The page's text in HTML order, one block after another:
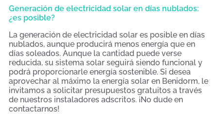
Generación de electricidad solar en días nublados:
¿es posible?
La generación de electricidad solar es posible en días
nublados, aunque producirá menos energía que en
días soleados. Aunque la cantidad puede verse
reducida, su sistema solar seguirá siendo funcional y
podrá proporcionarle energía sostenible. Si desea
aprovechar al máximo la energía solar en Benidorm, le
invitamos a solicitar presupuestos gratuitos a través
de nuestros instaladores adscritos. ¡No dude en
contactarnos!